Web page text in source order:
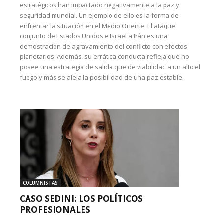
estratégicos han impactado negativamente a la paz y
seguridad mundial. Un ejemplo de ello es la forma de
enfrentar la situación en el Medio Oriente. El ataque
conjunto de Estados Unidos e Israel a Irán es una
demostración de agravamiento del conflicto con efectos
planetarios. Además, su errática conducta refleja que no
posee una estrategia de salida que de viabilidad a un alto el
fuego y más se aleja la posibilidad de una paz estable.
COLUMNISTAS
CASO SEDINI: LOS POLÍTICOS
PROFESIONALES